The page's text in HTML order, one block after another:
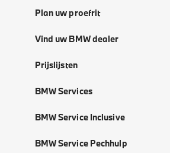
Plan uw proefrit
Vind uw BMW dealer
Prijslijsten
BMW Services
BMW Service Inclusive
BMW Service Pechhulp